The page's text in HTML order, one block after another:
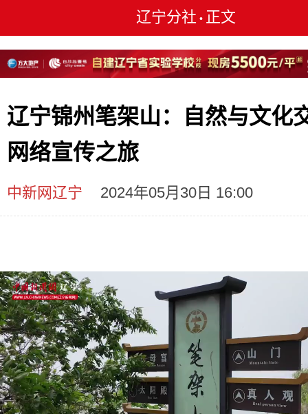
辽宁分社 • 正文
辽宁锦州笔架山：自然与文化
网络宣传之旅
中新网辽宁 2024年05月30日 16:00